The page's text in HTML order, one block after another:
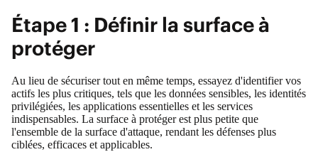
Étape 1 : Définir la surface à
protéger
Au lieu de sécuriser tout en même temps, essayez d'identifier vos
actifs les plus critiques, tels que les données sensibles, les identités
privilégiées, les applications essentielles et les services
indispensables. La surface à protéger est plus petite que
l'ensemble de la surface d'attaque, rendant les défenses plus
ciblées, efficaces et applicables.